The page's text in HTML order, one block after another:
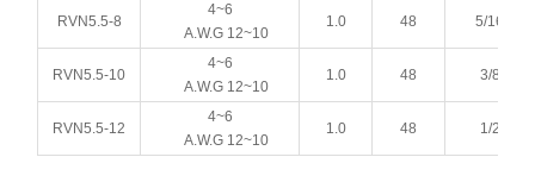
RVN5.5-8
4~6
A.W.G 12~10
1.0 48 5/16
RVN5.5-10
4~6
A.W.G 12~10
1.0 48 3/8
RVN5.5-12
4~6
A.W.G 12~10
1.0 48 1/2